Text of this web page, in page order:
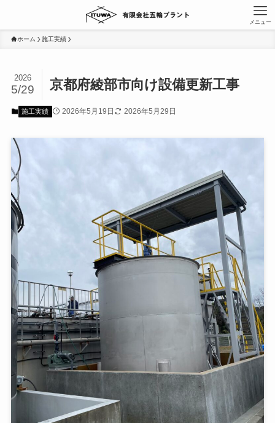
メニュー
ホーム 施工実績
京都府綾部市向け設備更新工事
2026
5/29
施工実績 2026年5月19日 2026年5月29日